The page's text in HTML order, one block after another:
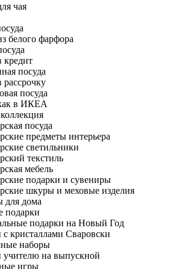
чая
белого фарфора
кредит
посуда
рассрочку
посуда
в ИКЕА
посуда
предметы интерьера
светильники
текстиль
мебель
подарки и сувениры
шкуры и меховые изделия
для дома
подарки
подарки на Новый Год
кристаллами Сваровски
наборы
учителю на выпускной
игры